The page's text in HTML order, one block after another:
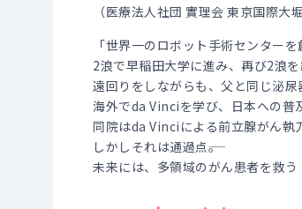
（医療法人社団 實理会 東京国際大
「世界一のロボット手術センター
2浪で早稲田大学に進み、再び2浪を
遠回りをしながらも、父と同じ泌
海外でda Vinciを学び、日本への普
同院はda Vinciによる前立腺がん執
しかしそれは通過点――。
未来には、多領域のがん患者を救う